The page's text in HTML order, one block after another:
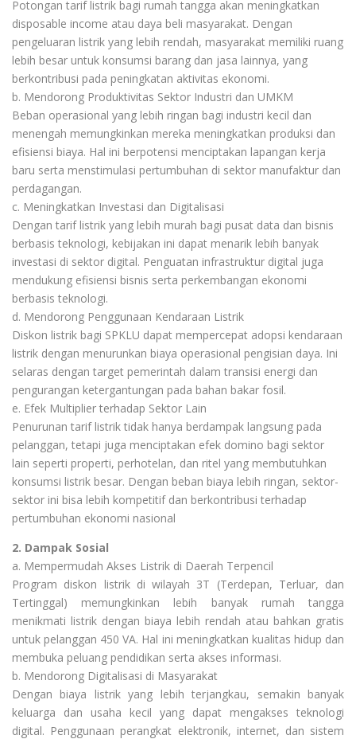
Potongan tarif listrik bagi rumah tangga akan meningkatkan
disposable income atau daya beli masyarakat. Dengan
pengeluaran listrik yang lebih rendah, masyarakat memiliki ruang
lebih besar untuk konsumsi barang dan jasa lainnya, yang
berkontribusi pada peningkatan aktivitas ekonomi.
b. Mendorong Produktivitas Sektor Industri dan UMKM
Beban operasional yang lebih ringan bagi industri kecil dan
menengah memungkinkan mereka meningkatkan produksi dan
efisiensi biaya. Hal ini berpotensi menciptakan lapangan kerja
baru serta menstimulasi pertumbuhan di sektor manufaktur dan
perdagangan.
c. Meningkatkan Investasi dan Digitalisasi
Dengan tarif listrik yang lebih murah bagi pusat data dan bisnis
berbasis teknologi, kebijakan ini dapat menarik lebih banyak
investasi di sektor digital. Penguatan infrastruktur digital juga
mendukung efisiensi bisnis serta perkembangan ekonomi
berbasis teknologi.
d. Mendorong Penggunaan Kendaraan Listrik
Diskon listrik bagi SPKLU dapat mempercepat adopsi kendaraan
listrik dengan menurunkan biaya operasional pengisian daya. Ini
selaras dengan target pemerintah dalam transisi energi dan
pengurangan ketergantungan pada bahan bakar fosil.
e. Efek Multiplier terhadap Sektor Lain
Penurunan tarif listrik tidak hanya berdampak langsung pada
pelanggan, tetapi juga menciptakan efek domino bagi sektor
lain seperti properti, perhotelan, dan ritel yang membutuhkan
konsumsi listrik besar. Dengan beban biaya lebih ringan, sektor-
sektor ini bisa lebih kompetitif dan berkontribusi terhadap
pertumbuhan ekonomi nasional
2. Dampak Sosial
a. Mempermudah Akses Listrik di Daerah Terpencil
Program diskon listrik di wilayah 3T (Terdepan, Terluar, dan
Tertinggal) memungkinkan lebih banyak rumah tangga
menikmati listrik dengan biaya lebih rendah atau bahkan gratis
untuk pelanggan 450 VA. Hal ini meningkatkan kualitas hidup dan
membuka peluang pendidikan serta akses informasi.
b. Mendorong Digitalisasi di Masyarakat
Dengan biaya listrik yang lebih terjangkau, semakin banyak
keluarga dan usaha kecil yang dapat mengakses teknologi
digital. Penggunaan perangkat elektronik, internet, dan sistem